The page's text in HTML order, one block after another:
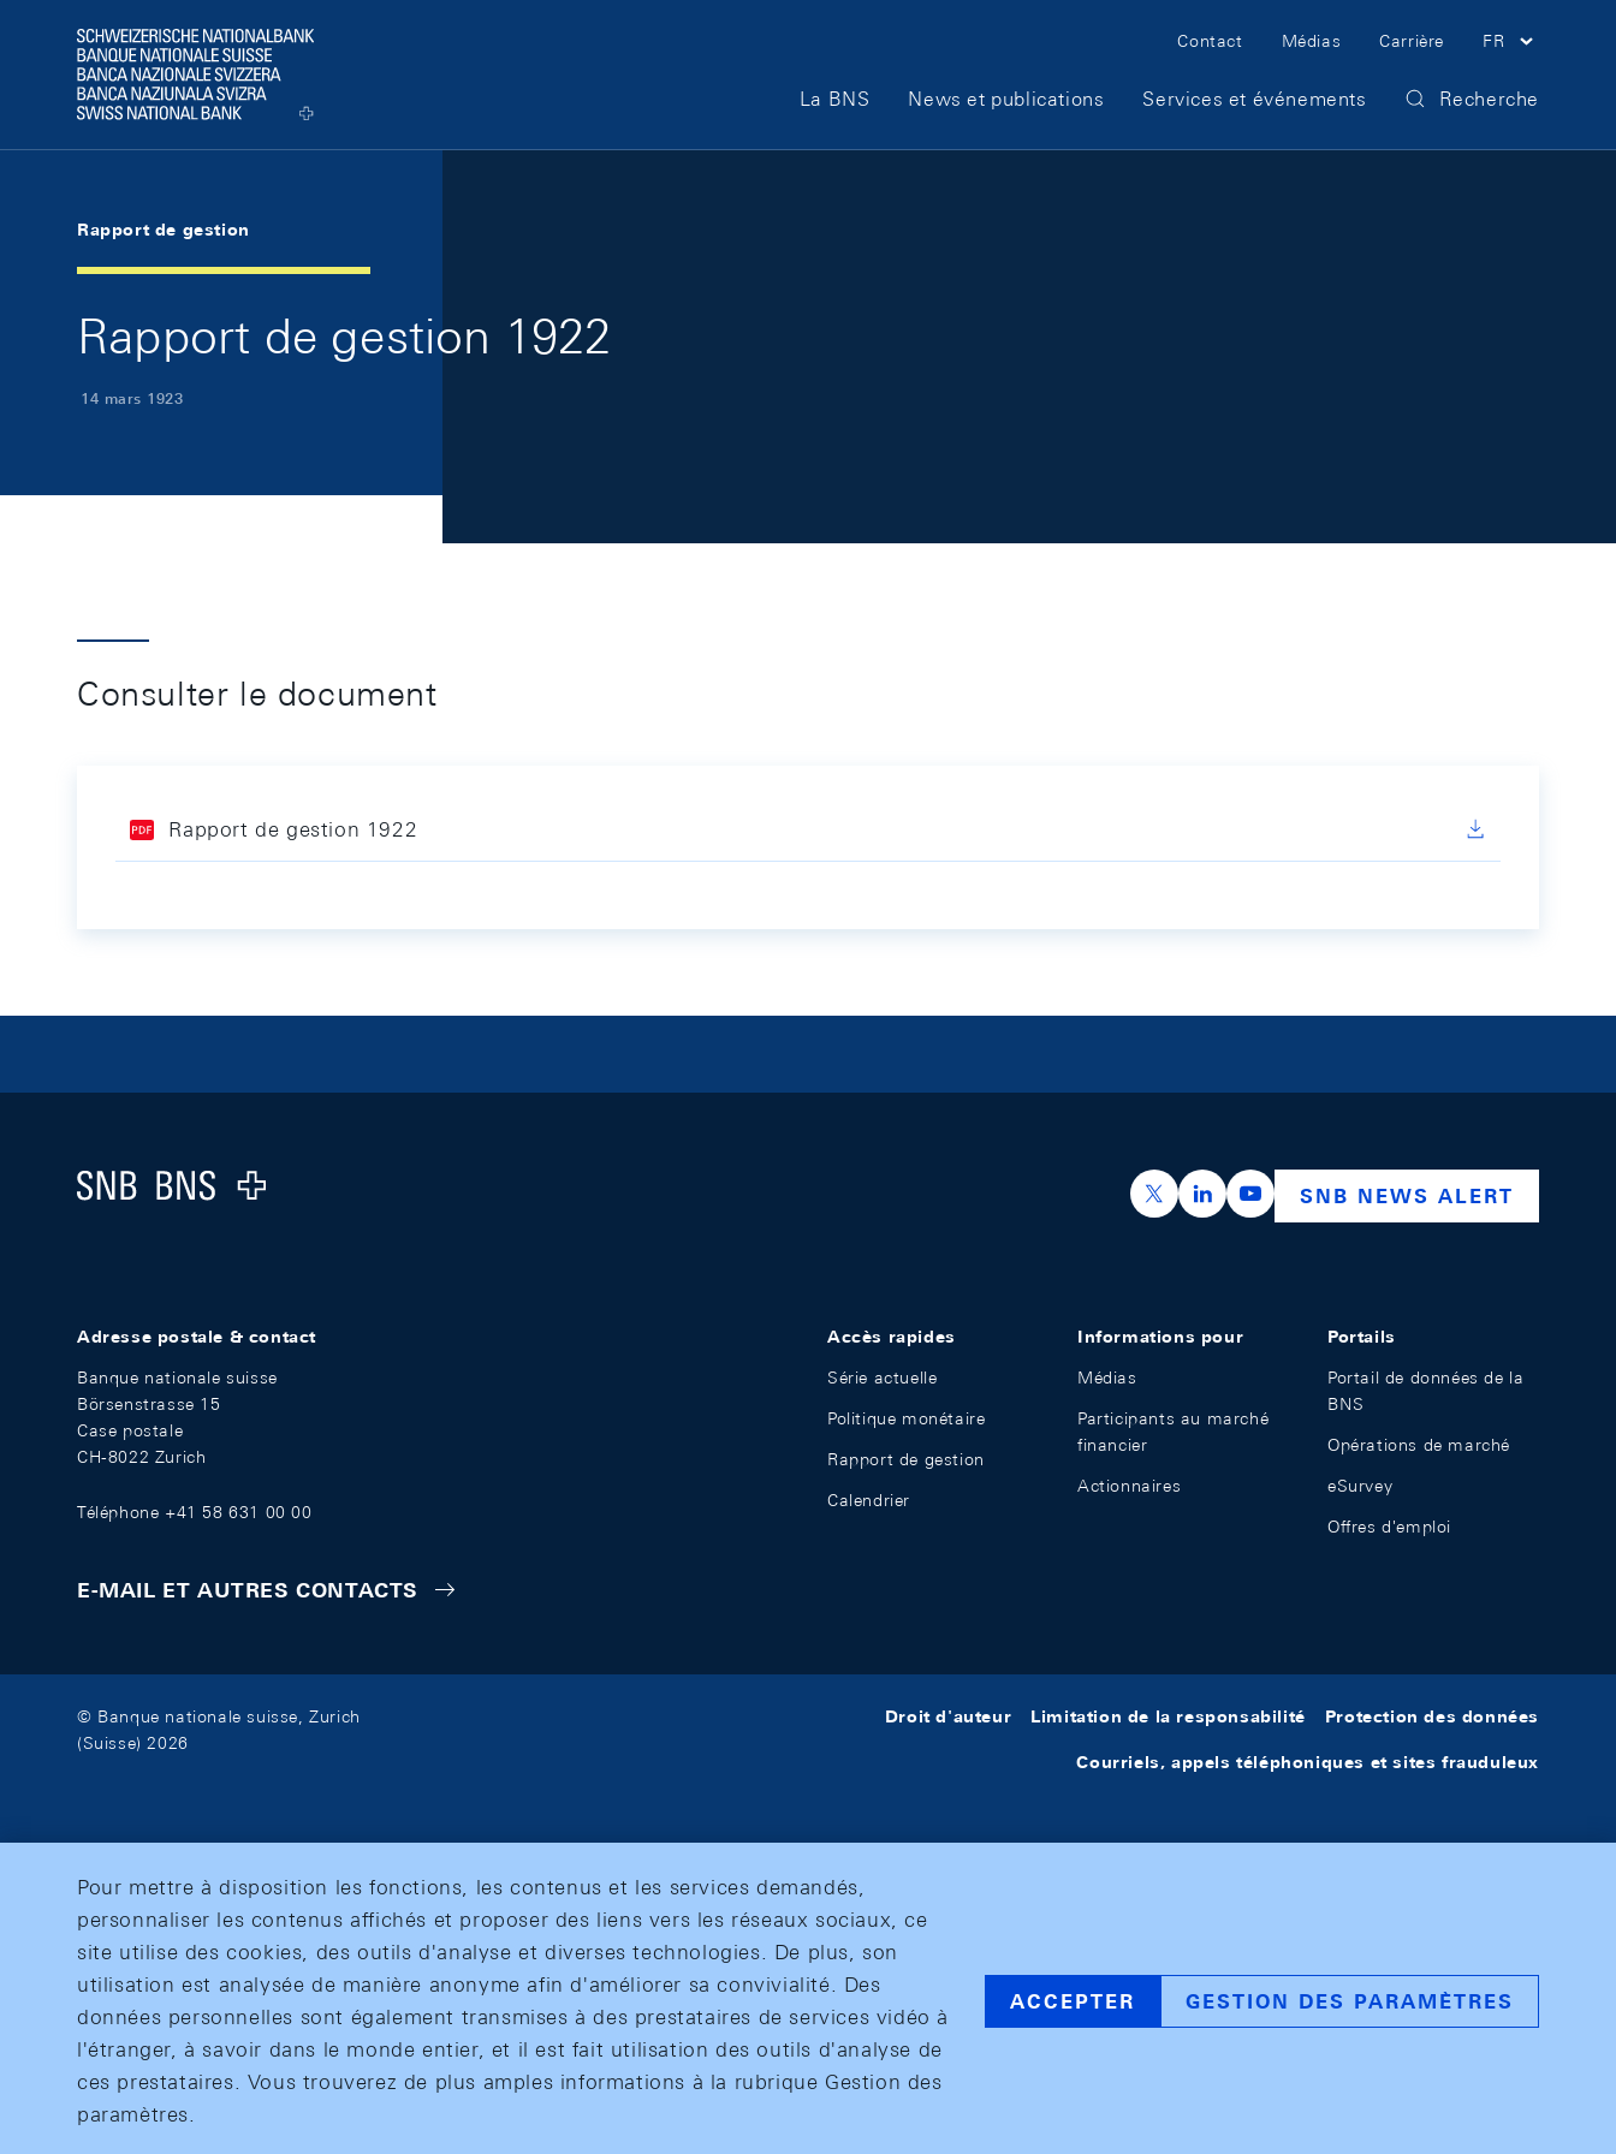
Logo
Meta Navigation
Contact Médias Carrière FR
Main Navigation
La BNS News et publications Services et événements Recherche
Rapport de gestion
Rapport de gestion 1922
14 mars 1923
Consulter le document
Rapport de gestion 1922
Logo
https://x.com/snb_bns
https://ch.linkedin.com/company/swiss-
https://www.youtube.com/
SNB NEWS ALERT
Adresse postale & contact
Banque nationale suisse
Börsenstrasse 15
Case postale
CH-8022 Zurich
Téléphone +41 58 631 00 00
E-MAIL ET AUTRES CONTACTS
Accès rapides
Série actuelle
Politique monétaire
Rapport de gestion
Calendrier
Informations pour
Médias
Participants au marché
financier
Actionnaires
Portails
Portail de données de la
BNS
Opérations de marché
eSurvey
Offres d'emploi
© Banque nationale suisse, Zurich
(Suisse) 2026
Droit d'auteur Limitation de la responsabilité Protection des données
Courriels, appels téléphoniques et sites frauduleux
Pour mettre à disposition les fonctions, les contenus et les services demandés,
personnaliser les contenus affichés et proposer des liens vers les réseaux sociaux, ce
site utilise des cookies, des outils d'analyse et diverses technologies. De plus, son
utilisation est analysée de manière anonyme afin d'améliorer sa convivialité. Des
données personnelles sont également transmises à des prestataires de services vidéo à
l'étranger, à savoir dans le monde entier, et il est fait utilisation des outils d'analyse de
ces prestataires. Vous trouverez de plus amples informations à la rubrique Gestion des
paramètres.
ACCEPTER GESTION DES PARAMÈTRES